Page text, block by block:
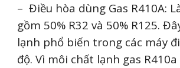
– Điều hòa dùng Gas R410A:
gồm 50% R32 và 50% R125.
lạnh phổ biến trong các máy
độ. Vì môi chất lạnh gas